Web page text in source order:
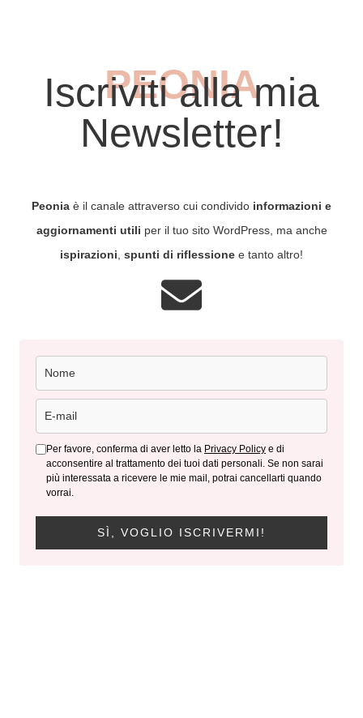
PEONIA
Iscriviti alla mia
Newsletter!
Peonia è il canale attraverso cui condivido informazioni e
aggiornamenti utili per il tuo sito WordPress, ma anche
ispirazioni, spunti di riflessione e tanto altro!
Per favore, conferma di aver letto la Privacy Policy e di
acconsentire al trattamento dei tuoi dati personali. Se non sarai
più interessata a ricevere le mie mail, potrai cancellarti quando
vorrai.
SÌ, VOGLIO ISCRIVERMI!